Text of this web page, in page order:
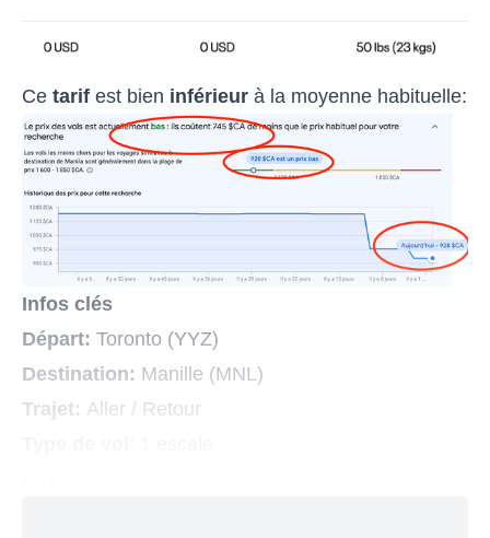
Ce tarif est bien inférieur à la moyenne habituelle:
Infos clés
Départ: Toronto (YYZ)
Destination: Manille (MNL)
Trajet: Aller / Retour